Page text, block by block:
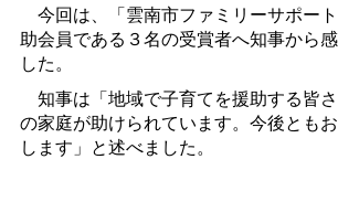
今回は、「雲南市ファミリーサポー
助会員である３名の受賞者へ知事から
した。
知事は「地域で子育てを援助する皆
の家庭が助けられています。今後とも
します」と述べました。